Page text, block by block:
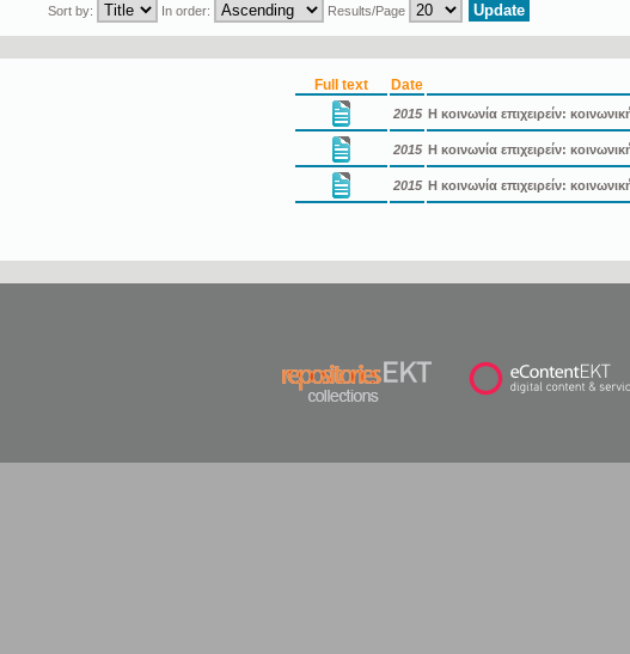
Sort by: In order: Results/Page
Full text Date
2015 Η κοινωνία επιχειρείν:
2015 Η κοινωνία επιχειρείν:
2015 Η κοινωνία επιχειρείν: